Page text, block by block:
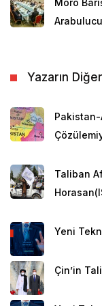
Örneğin ülke
âdeta günlük
edilmektedir.
ülkelerden biridir.
oranları, bu
60 milyon
insan bir arada
Hristiyan’dır;
azınlıktır ve
Moro
Yazarın Diğer
Taliban
Yeni
Çin’in